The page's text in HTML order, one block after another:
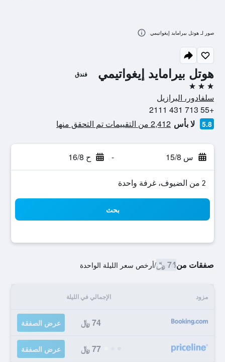
هوتل بيرامايد إيغواتيمي فندق
3 نجوم
سلفادور، البرازيل
+55 713 431 2111
5.8 لا بأس 2,412 من التقييمات تم التحقق منها
س 15/8 - ح 16/8
2 من الضيوف، غرفة واحدة
بحث
صفقات من74 ﷼ /أرخص سعر الليلة الواحدة
مزود الإجمالي في الليلة
74 ﷼ عرض الصفقة
77 ﷼ عرض الصفقة
صور لـ هوتل بيرامايد إيغواتيمي